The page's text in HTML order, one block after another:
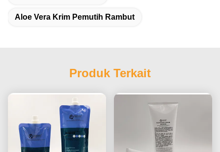
Aloe Vera Krim Pemutih Rambut
Produk Terkait